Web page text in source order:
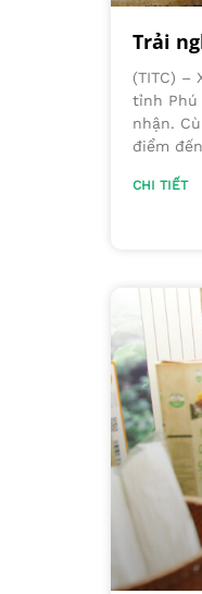
Trải
(TITC) –
tỉnh Phú
nhận.
điểm
CHI TIẾT